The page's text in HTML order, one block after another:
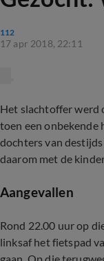
112
17 apr 2018, 22:11
Het slachtoffer werd
toen een onbekende
dochters van
daarom met de
Aangevallen
Rond 22.00 uur op
linksaf het fietspad